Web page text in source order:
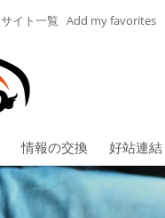
サイト一覧 Add my favorites
情報の交換 好站連結